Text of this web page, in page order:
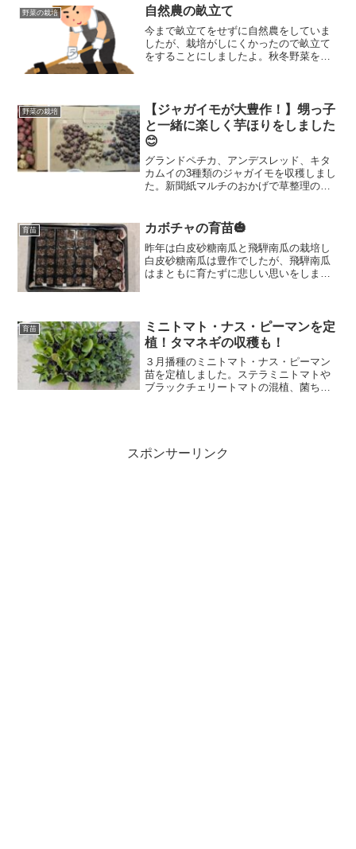
は確保できそうです。その中で四つ葉の
空心菜がありましたよ。
野菜の栽培 自然農の畝立て
今まで畝立てをせずに自然農をしていま
したが、栽培がしにくかったので畝立て
をすることにしましたよ。秋冬野菜を定
っているので本当なら人力でやるべきで
しょうけど、時短と労力軽減のため動力
も使いました。
野菜の栽培
【ジャガイモが大豊作！】甥っ子
と一緒に楽しく芋ほりをしました
😊
グランドペチカ、アンデスレッド、キタ
カムイの3種類のジャガイモを収穫しまし
た。新聞紙マルチのおかげで草整理の手
ほりをしました。
育苗 カボチャの育苗🎃
昨年は白皮砂糖南瓜と飛騨南瓜の栽培し
白皮砂糖南瓜は豊作でしたが、飛騨南瓜
はまともに育たずに悲しい思いをしまし
だったので是非食べてみたいと思ったか
らです。
育苗
ミニトマト・ナス・ピーマンを定
植！タマネギの収穫も！
３月播種のミニトマト・ナス・ピーマン
苗を定植しました。ステラミニトマトや
ブラックチェリートマトの混植、菌ちゃ
スポンサーリンク